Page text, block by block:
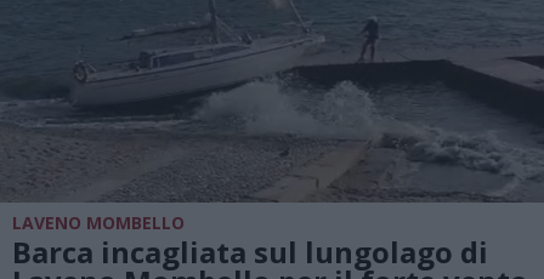
LAVENO MOMBELLO
Barca incagliata sul lungolago di